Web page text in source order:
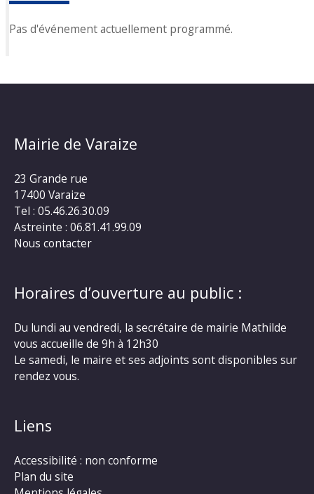
Pas d'événement actuellement programmé.
Mairie de Varaize
23 Grande rue
17400 Varaize
Tel : 05.46.26.30.09
Astreinte : 06.81.41.99.09
Nous contacter
Horaires d’ouverture au public :
Du lundi au vendredi, la secrétaire de mairie Mathilde
vous accueille de 9h à 12h30
Le samedi, le maire et ses adjoints sont disponibles sur
rendez vous.
Liens
Accessibilité : non conforme
Plan du site